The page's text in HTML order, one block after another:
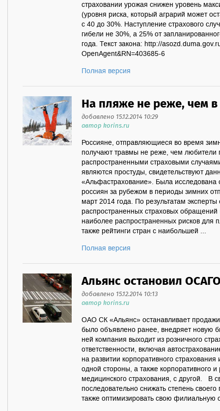
страховании урожая снижен уровень
(уровня риска, который аграрий может
с 40 до 30%. Наступление страхового
гибели не 30%, а 25% от
года. Текст закона: http://
OpenAgent&RN=403685-6
Полная версия
На пляже не реже, чем в
добавлено 15.12.2014 10:29
автор korins.ru
Россияне, отправляющиеся во время
получают травмы не реже, чем
распространенными страховыми
являются простуды, свидетельствуют
«Альфастрахование». Была исследована
россиян за рубежом в периоды зимних
март 2014 года. По результатам
распространенных страховых
наиболее распространенных рисков для
также рейтинги стран с наибольшей ...
Полная версия
Альянс остановил
добавлено 15.12.2014 10:13
автор korins.ru
ОАО СК «Альянс» останавливает
было объявлено ранее, внедряет новую
ней компания выходит из розничного
ответственности, включая
на развитии корпоративного
одной стороны, а также корпоративного
медицинского страхования, с другой. В
последовательно снижать степень
также оптимизировать свою